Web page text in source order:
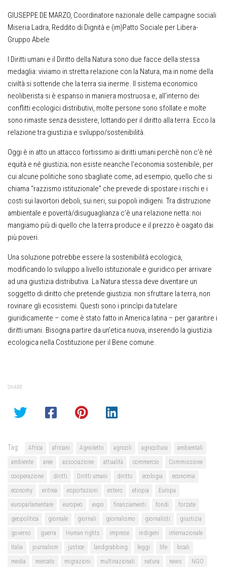
GIUSEPPE DE MARZO, Coordinatore nazionale delle campagne sociali
Miseria Ladra, Reddito di Dignità e (im)Patto Sociale per Libera-
Gruppo Abele
I Diritti umani e il Diritto della Natura sono due facce della stessa
medaglia: viviamo in stretta relazione con la Natura, ma in nome della
civiltà si sottende che la terra sia inerme. Il sistema economico
neoliberista si è espanso in maniera mostruosa e, all’interno dei
conflitti ecologici distributivi, molte persone sono sfollate e molte
sono rimaste senza desistere, lottando per il diritto alla terra. Ecco la
relazione tra giustizia e sviluppo/sostenibilità.
Oggi è in atto un attacco fortissimo ai diritti umani perchè non c’è né
equità e né giustizia; non esiste neanche l’economia sostenibile, per
cui alcune politiche sono sbagliate come, ad esempio, quello che si
chiama “razzismo istituzionale” che prevede di spostare i rischi e i
costi sui lavortori deboli, sui neri, sui popoli indigeni. Tra distruzione
ambientale e povertà/disuguaglianza c’è una relazione netta: noi
mangiamo più di quello che la terra produce e il prezzo è oagato dai
più poveri.
Una soluzione potrebbe essere la sostenibilità ecologica,
modificando lo sviluppo a livello istituzionale e giuridico per arrivare
ad una giustizia distributiva. La Natura stessa deve diventare un
soggetto di diritto che pretende giustizia: non sfruttare la terra, non
rovinare gli ecosistemi. Questi sono i princìpi da tutelare
giuridicamente – come è stato fatto in America latina – per garantire i
diritti umani. Bisogna partire da un’etica nuova, inserendo la giustizia
ecologica nella Costituzione per il Bene comune.
SHARE
Tag: Africa africani Agnoletto agricoli agricoltura
ambientali
ambiente
aree associazione attualità commercio
Commissione
cooperazione
diritti Diritti umani diritto ecologia
economia
economy
eritrea esportazioni estero etiopia
Europa
europarlamentare
europeo expo finanziamenti fondi
forzate
geopolitica
giornale giornali giornalismo giornalisti
giustizia
governo
guerra Human rights imprese indigeni
internazionale
Italia
journalism justice landgrabbing leggi life
locali
media
mercato migrazioni multinazionali natura news NGO